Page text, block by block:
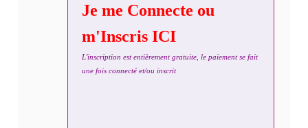
Je me Connecte ou
m'Inscris ICI
L'inscription est entièrement gratuite, le paiement se fait
une fois connecté et/ou inscrit